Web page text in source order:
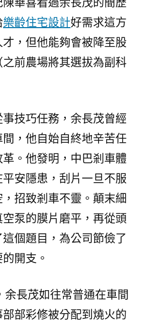
樂齡住宅設計好需求這方
，但他能夠會被降至股
前農場將其選拔為副科
技巧任務，余長茂曾經
，他自始自終地辛苦任
。他發明，中巴剎車體
安隱患，刮片一旦不服
招致剎車不靈。顛末細
泵的膜片磨平，再從頭
個題目，為公司節儉了
開支。
余長茂如往常普通在車間
部彩修被分配到燒火的